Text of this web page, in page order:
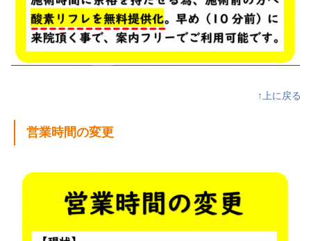
↑上に戻る
営業時間の変更